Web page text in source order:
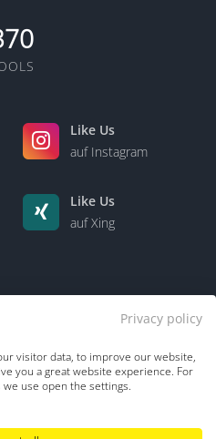
Like Us
auf Instagram
Like Us
auf Xing
Kontakt Über uns
Privacy policy
visitor data, to improve our website,
you a great website experience. For
use open the settings.